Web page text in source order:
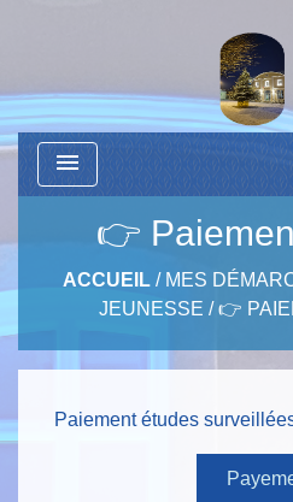
menu
👉
ACCUEIL / MES
JEUNESSE /👉
Paiement études